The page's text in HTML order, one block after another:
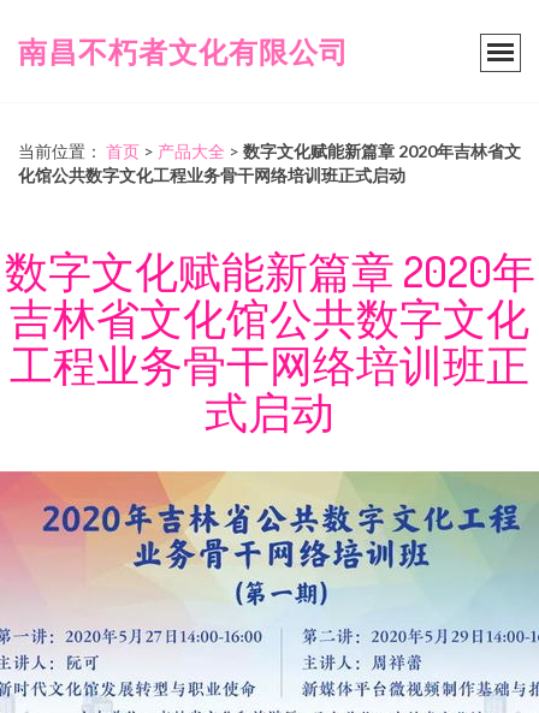
南昌不朽者文化有限公司
当前位置： 首页 > 产品大全 > 数字文化赋能新篇章 2020年吉林省文
化馆公共数字文化工程业务骨干网络培训班正式启动
数字文化赋能新篇章 2020年
吉林省文化馆公共数字文化
工程业务骨干网络培训班正
式启动